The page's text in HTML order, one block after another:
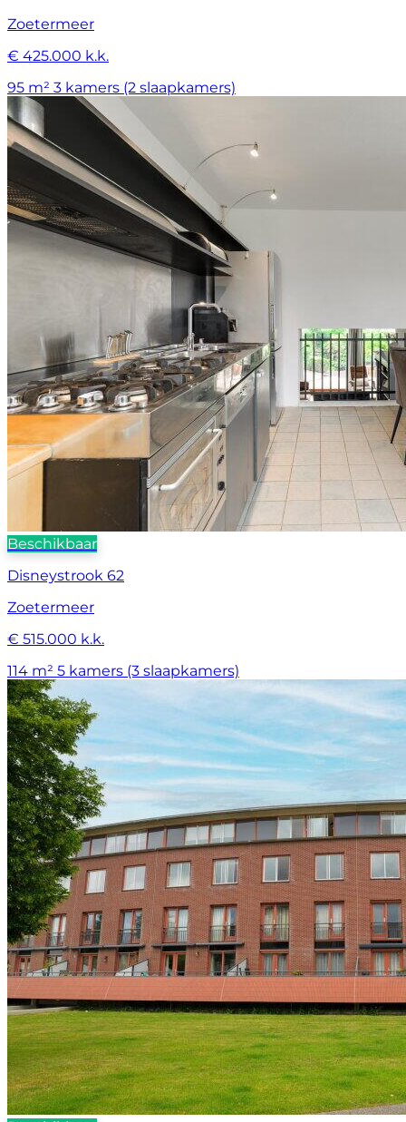
Zoetermeer
€ 425.000 k.k.
95 m² 3 kamers (2 slaapkamers)
Beschikbaar
Disneystrook 62
Zoetermeer
€ 515.000 k.k.
114 m² 5 kamers (3 slaapkamers)